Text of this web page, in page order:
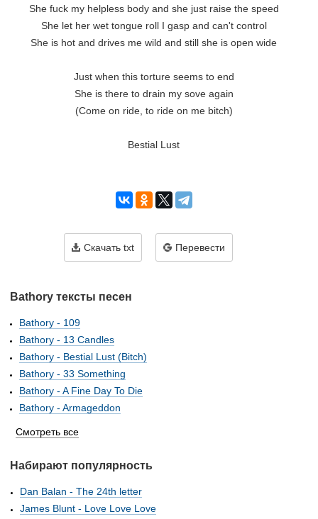
She fuck my helpless body and she just raise the speed
She let her wet tongue roll I gasp and can't control
She is hot and drives me wild and still she is open wide
Just when this torture seems to end
She is there to drain my sove again
(Come on ride, to ride on me bitch)
Bestial Lust
Скачать txt Перевести
Bathory тексты песен
Bathory - 109
Bathory - 13 Candles
Bathory - Bestial Lust (Bitch)
Bathory - 33 Something
Bathory - A Fine Day To Die
Bathory - Armageddon
Смотреть все
Набирают популярность
Dan Balan - The 24th letter
James Blunt - Love Love Love